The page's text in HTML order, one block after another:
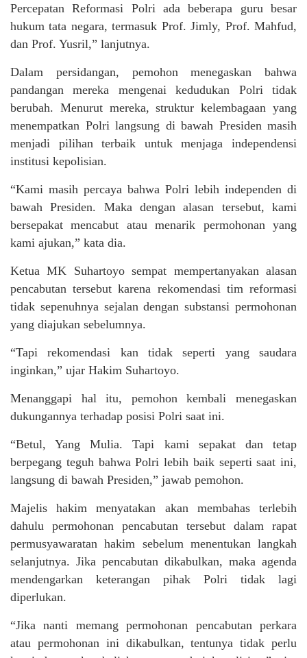
Percepatan Reformasi Polri ada beberapa guru besar
hukum tata negara, termasuk Prof. Jimly, Prof. Mahfud,
dan Prof. Yusril,” lanjutnya.
Dalam persidangan, pemohon menegaskan bahwa
pandangan mereka mengenai kedudukan Polri tidak
berubah. Menurut mereka, struktur kelembagaan yang
menempatkan Polri langsung di bawah Presiden masih
menjadi pilihan terbaik untuk menjaga independensi
institusi kepolisian.
“Kami masih percaya bahwa Polri lebih independen di
bawah Presiden. Maka dengan alasan tersebut, kami
bersepakat mencabut atau menarik permohonan yang
kami ajukan,” kata dia.
Ketua MK Suhartoyo sempat mempertanyakan alasan
pencabutan tersebut karena rekomendasi tim reformasi
tidak sepenuhnya sejalan dengan substansi permohonan
yang diajukan sebelumnya.
“Tapi rekomendasi kan tidak seperti yang saudara
inginkan,” ujar Hakim Suhartoyo.
Menanggapi hal itu, pemohon kembali menegaskan
dukungannya terhadap posisi Polri saat ini.
“Betul, Yang Mulia. Tapi kami sepakat dan tetap
berpegang teguh bahwa Polri lebih baik seperti saat ini,
langsung di bawah Presiden,” jawab pemohon.
Majelis hakim menyatakan akan membahas terlebih
dahulu permohonan pencabutan tersebut dalam rapat
permusyawaratan hakim sebelum menentukan langkah
selanjutnya. Jika pencabutan dikabulkan, maka agenda
mendengarkan keterangan pihak Polri tidak lagi
diperlukan.
“Jika nanti memang permohonan pencabutan perkara
atau permohonan ini dikabulkan, tentunya tidak perlu